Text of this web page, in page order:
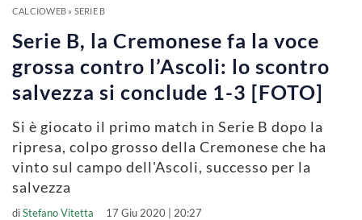
CALCIOWEB» SERIE B
Serie B, la Cremonese fa la voce
grossa contro l’Ascoli: lo scontro
salvezza si conclude 1-3 [FOTO]
Si è giocato il primo match in Serie B dopo la
ripresa, colpo grosso della Cremonese che ha
vinto sul campo dell'Ascoli, successo per la
salvezza
diStefano Vitetta 17 Giu 2020 | 20:27